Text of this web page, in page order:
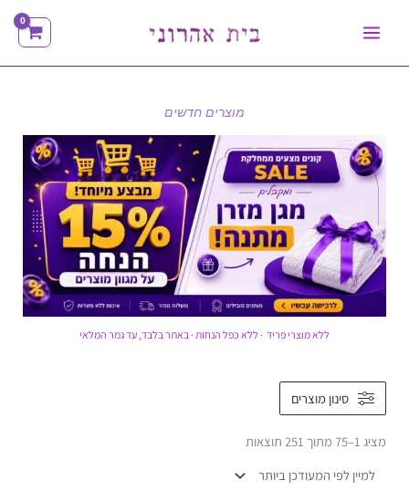
מוצרים חדשים
ללא מוצרי פריד · ללא כפל הנחות · באתר בלבד, עד גמר המלאי
סינון מוצרים
מציג 1–75 מתוך 251 תוצאות
ביותר